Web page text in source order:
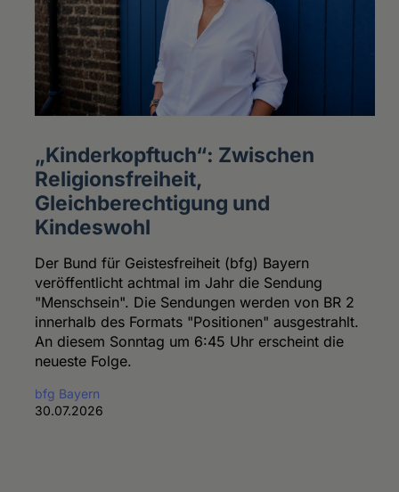
„Kinderkopftuch“: Zwischen
Religionsfreiheit,
Gleichberechtigung und
Kindeswohl
Der Bund für Geistesfreiheit (bfg) Bayern
veröffentlicht achtmal im Jahr die Sendung
"Menschsein". Die Sendungen werden von BR 2
innerhalb des Formats "Positionen" ausgestrahlt.
An diesem Sonntag um 6:45 Uhr erscheint die
neueste Folge.
bfg Bayern
30.07.2026